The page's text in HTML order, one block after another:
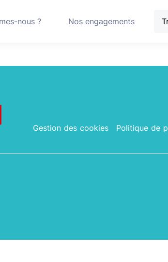
nous ? Nos engagements
Gestion des cookies Politique de